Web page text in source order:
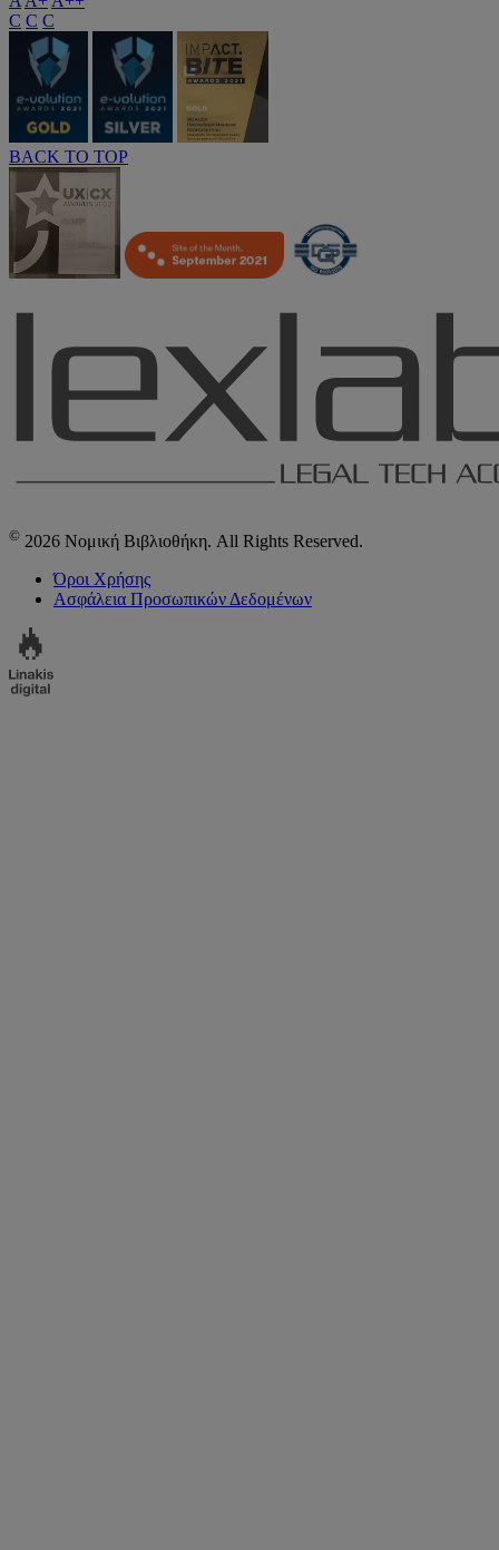
C C C
BACK TO TOP
© 2026 Νομική Βιβλιοθήκη. All Rights Reserved.
Όροι Χρήσης
Ασφάλεια Προσωπικών Δεδομένων